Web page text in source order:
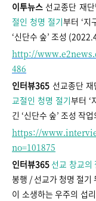
이투뉴스 선교종단 재
절인 청명 절기부터 ‘지
‘신단수 숲’ 조성
http://
486
인터뷰365 선교종단
교절인 청명 절기부터 ‘
긴 ‘신단수 숲’ 조성 작
https://
no=101875
인터뷰365 선교 창교
봉행 / 선교가 청명 절기
이 소생하는 우주의 섭